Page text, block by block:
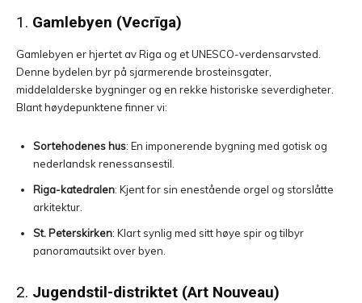
1. Gamlebyen (Vecrīga)
Gamlebyen er hjertet av Riga og et UNESCO-verdensarvsted.
Denne bydelen byr på sjarmerende brosteinsgater,
middelalderske bygninger og en rekke historiske severdigheter.
Blant høydepunktene finner vi:
Sortehodenes hus: En imponerende bygning med gotisk og
nederlandsk renessansestil.
Riga-katedralen: Kjent for sin enestående orgel og storslåtte
arkitektur.
St. Peterskirken: Klart synlig med sitt høye spir og tilbyr
panoramautsikt over byen.
2. Jugendstil-distriktet (Art Nouveau)